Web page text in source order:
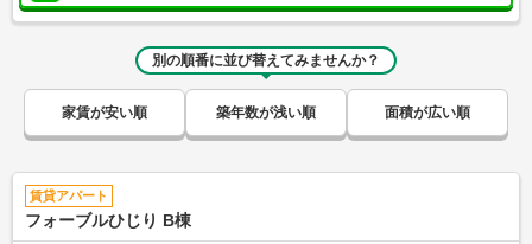
別の順番に並び替えてみませんか？
家賃が安い順 築年数が浅い順 面積が広い順
賃貸アパート
フォーブルひじり B棟